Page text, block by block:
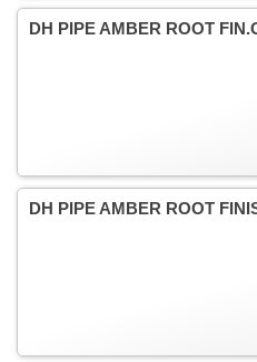
DH PIPE AMBER ROOT
DH PIPE AMBER ROOT